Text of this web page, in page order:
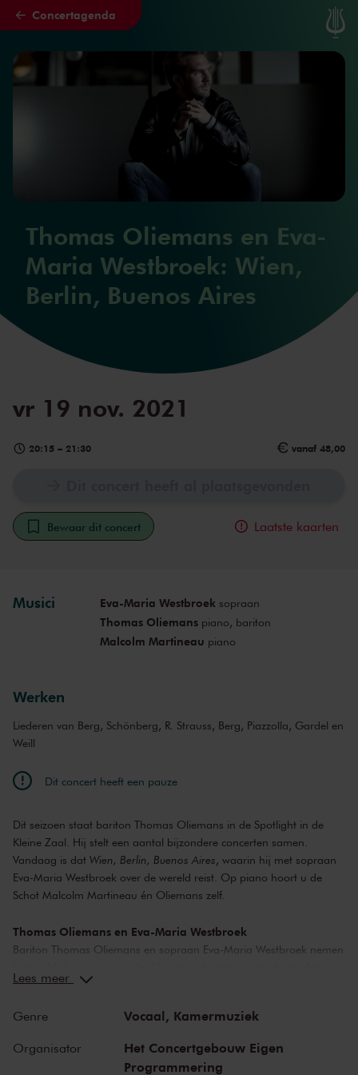
Naar hoofdcontent
Concertagenda
Thomas Oliemans en Eva-
Maria Westbroek: Wien,
Berlin, Buenos Aires
vr 19 nov. 2021
20:15 – 21:30 vanaf 48,00
Bewaar dit concert Laatste kaarten
Musici Eva-Maria Westbroek sopraan
Thomas Oliemanspiano, bariton
Malcolm Martineau piano
Werken
Liederen van Berg, Schönberg, R. Strauss, Berg, Piazzolla, Gardel en
Weill
Dit concert heeft een pauze
Dit seizoen staat bariton Thomas Oliemans in de Spotlight in de
Kleine Zaal. Hij stelt een aantal bijzondere concerten samen.
Vandaag is dat Wien, Berlin, Buenos Aires, waarin hij met sopraan
Eva-Maria Westbroek over de wereld reist. Op piano hoort u de
Schot Malcolm Martineau én Oliemans zelf.
Thomas Oliemans en Eva-Maria Westbroek
Bariton Thomas Oliemans en sopraan Eva-Maria Westbroek nemen
concertzaal naar het Berlijnse cabaret en de bars van Buenos Aires.
ambiance. Oliemans stelde als onderdeel van zijn Spotlight-
Op piano hoort u de Schotse topsolist Malcolm Martineau én
Lees meer
Genre Vocaal, Kamermuziek
Organisator
Het Concertgebouw Eigen
Programmering